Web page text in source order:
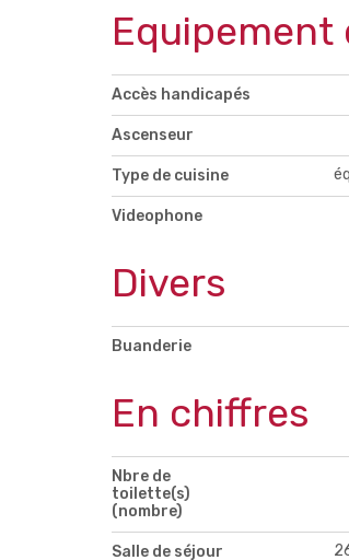
Equipement
Accès handicapés
Ascenseur
Type de cuisine
Videophone
Divers
Buanderie
En chiffres
Nbre de
toilette(s)
(nombre)
Salle de séjour